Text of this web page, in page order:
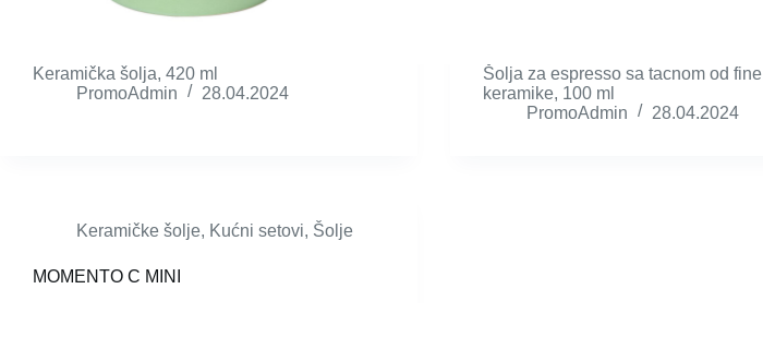
Keramička šolja, 420 ml
PromoAdmin
28.04.2024
Šolja za espresso sa tacnom od fine
keramike, 100 ml
PromoAdmin
28.04.2024
Keramičke šolje, Kućni setovi, Šolje
MOMENTO C MINI